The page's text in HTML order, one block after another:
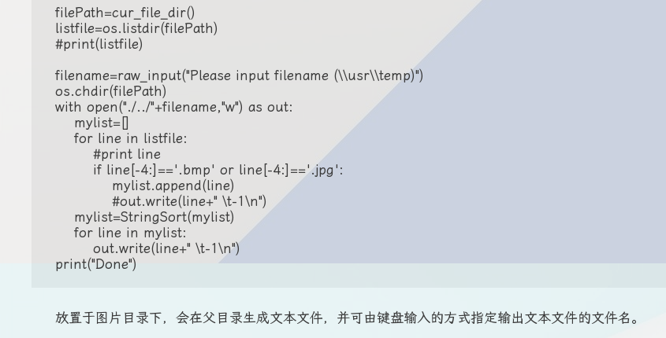
filePath=cur_file_dir()
listfile=os.listdir(filePath)
#print(listfile)
filename=raw_input("Please input filename (\\usr\\temp)")
os.chdir(filePath)
with open("./../"+filename,"w") as out:
    mylist=[]
    for line in listfile:
        #print line
        if line[-4:]=='.bmp' or line[-4:]=='.jpg':
            mylist.append(line)
            #out.write(line+" \t-1\n")
    mylist=StringSort(mylist)
    for line in mylist:
        out.write(line+" \t-1\n")
放置于图片目录下，会在父目录生成文本文件，并可由键盘输入的方式指定输出文本文件的文件名。